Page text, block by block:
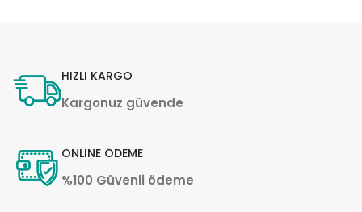
HIZLI KARGO
Kargonuz güvende
ONLINE ÖDEME
%100 Güvenli ödeme